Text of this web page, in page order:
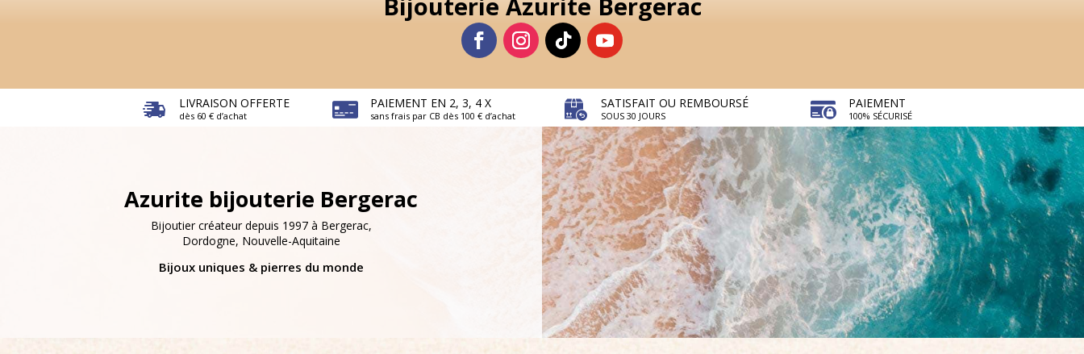
LIVRAISON OFFERTE
dès 60 € d’achat
PAIEMENT EN 2, 3, 4 X
sans frais par CB dès 100 € d’achat
SATISFAIT OU REMBOURSÉ
SOUS 30 JOURS
PAIEMENT
100% SÉCURISÉ
Azurite bijouterie Bergerac
Bijoutier créateur depuis 1997 à Bergerac,
Dordogne, Nouvelle-Aquitaine
Bijoux uniques & pierres du monde